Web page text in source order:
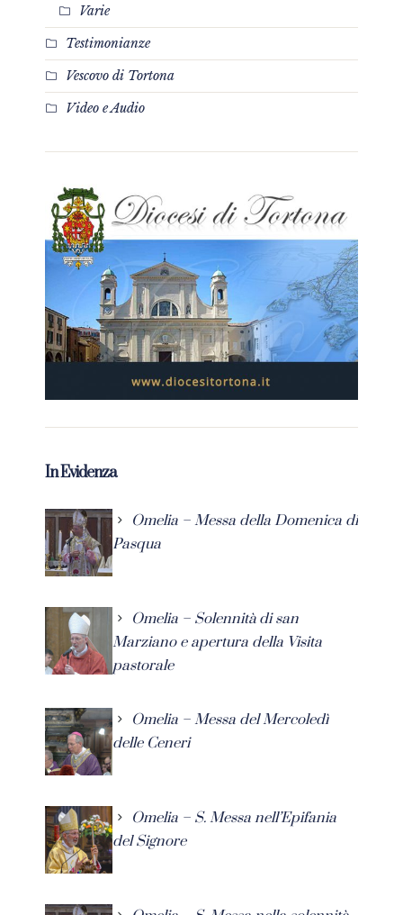
Varie
Testimonianze
Vescovo di Tortona
Video e Audio
In Evidenza
Omelia – Messa della Domenica di
Pasqua
Omelia – Solennità di san
Marziano e apertura della Visita
pastorale
Omelia – Messa del Mercoledì
delle Ceneri
Omelia – S. Messa nell’Epifania
del Signore